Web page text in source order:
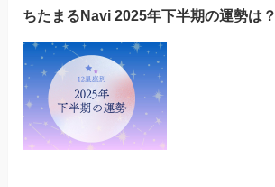
ちたまるNavi 2025年下半期の運勢は？